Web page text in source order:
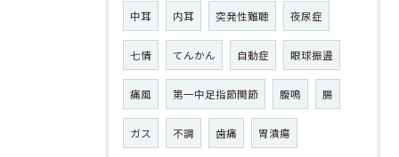
中耳 内耳 突発性難聴 夜尿症
七情 てんかん 自動症 眼球振盪
痛風 第一中足指節関節 腹鳴 腸
ガス 不調 歯痛 胃潰瘍